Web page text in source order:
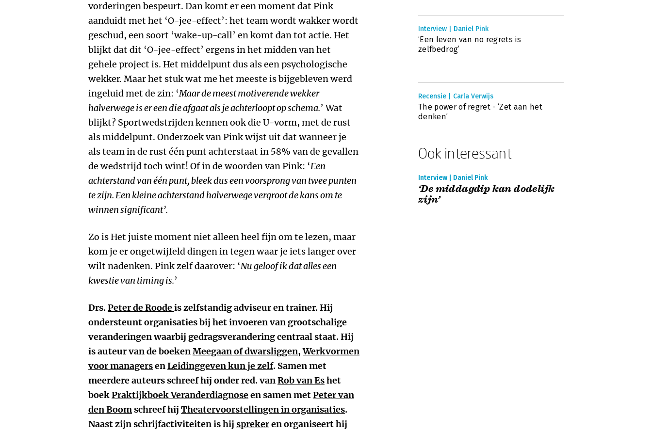
vorderingen bespeurt. Dan komt er een moment dat Pink
aanduidt met het ‘O-jee-effect’: het team wordt wakker wordt
geschud, een soort ‘wake-up-call’ en komt dan tot actie. Het
blijkt dat dit ‘O-jee-effect’ ergens in het midden van het
gehele project is. Het middelpunt dus als een psychologische
wekker. Maar het stuk wat me het meeste is bijgebleven werd
ingeluid met de zin: ‘Maar de meest motiverende wekker
halverwege is er een die afgaat als je achterloopt op schema.’ Wat
blijkt? Sportwedstrijden kennen ook die U-vorm, met de rust
als middelpunt. Onderzoek van Pink wijst uit dat wanneer je
als team in de rust één punt achterstaat in 58% van de gevallen
de wedstrijd toch wint! Of in de woorden van Pink: ‘Een
achterstand van één punt, bleek dus een voorsprong van twee punten
te zijn. Een kleine achterstand halverwege vergroot de kans om te
winnen significant’.
Zo is Het juiste moment niet alleen heel fijn om te lezen, maar
kom je er ongetwijfeld dingen in tegen waar je iets langer over
wilt nadenken. Pink zelf daarover: ‘Nu geloof ik dat alles een
kwestie van timing is.’
Drs.Peter de Roodeis zelfstandig adviseur en trainer. Hij
ondersteunt organisaties bij het invoeren van grootschalige
veranderingen waarbij gedragsverandering centraal staat. Hij
is auteur van de boekenMeegaan of dwarsliggen,Werkvormen
voor managersenLeidinggeven kun je zelf. Samen met
meerdere auteurs schreef hij onder red. vanRob van Eshet
boekPraktijkboek Veranderdiagnoseen samen metPeter van
den Boom schreef hij Theatervoorstellingen in organisaties.
Naast zijn schrijfactiviteiten is hij sprekeren organiseert hij
Interview | Daniel Pink
‘Een leven van no regrets is
zelfbedrog’
Recensie | Carla Verwijs
The power of regret - ‘Zet aan het
denken’
Ook interessant
Interview | Daniel Pink
‘De middagdip kan dodelijk
zijn’